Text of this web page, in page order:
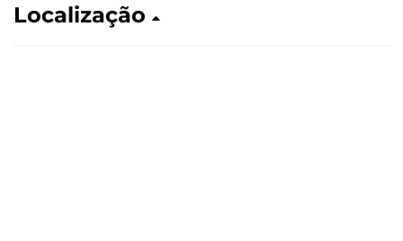
Localização